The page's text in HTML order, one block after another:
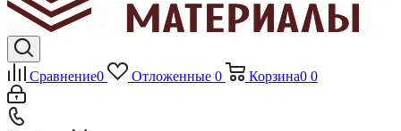
Сравнение0 Отложенные 0 Корзина0 0